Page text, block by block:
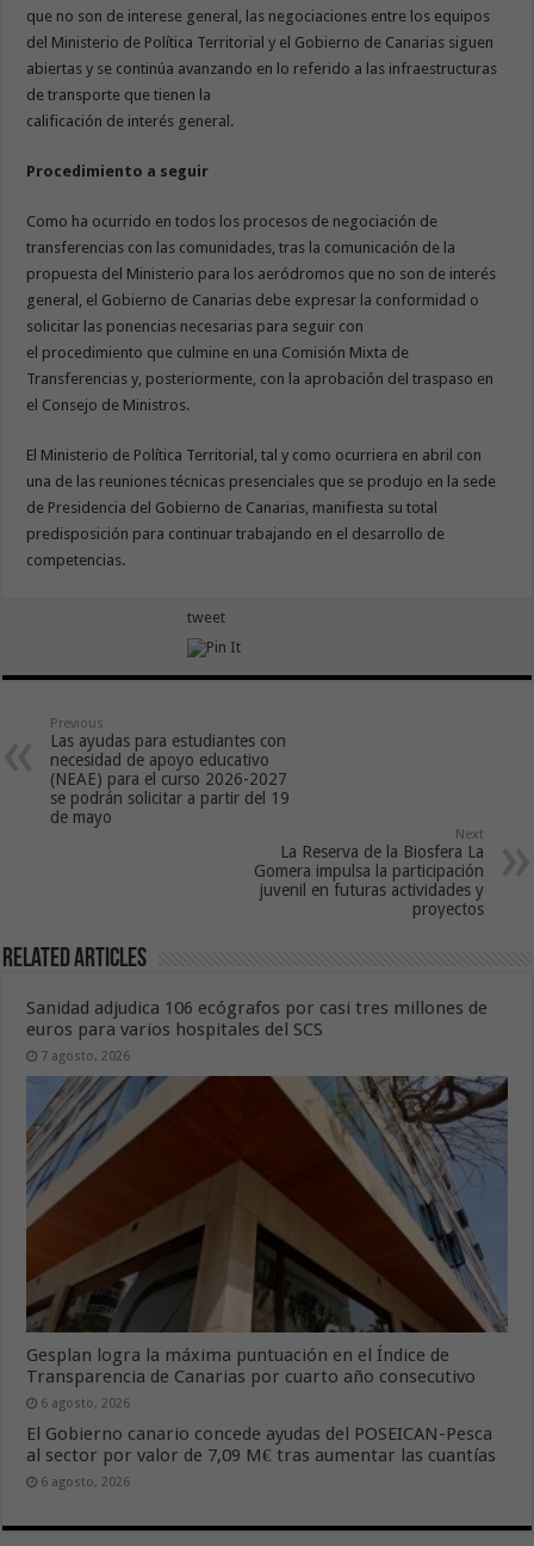
que no son de interese general, las negociaciones entre los equipos
del Ministerio de Política Territorial y el Gobierno de Canarias siguen
abiertas y se continúa avanzando en lo referido a las infraestructuras
de transporte que tienen la
calificación de interés general.
Procedimiento a seguir
Como ha ocurrido en todos los procesos de negociación de
transferencias con las comunidades, tras la comunicación de la
propuesta del Ministerio para los aeródromos que no son de interés
general, el Gobierno de Canarias debe expresar la conformidad o
solicitar las ponencias necesarias para seguir con
el procedimiento que culmine en una Comisión Mixta de
Transferencias y, posteriormente, con la aprobación del traspaso en
el Consejo de Ministros.
El Ministerio de Política Territorial, tal y como ocurriera en abril con
una de las reuniones técnicas presenciales que se produjo en la sede
de Presidencia del Gobierno de Canarias, manifiesta su total
predisposición para continuar trabajando en el desarrollo de
competencias.
tweet
Previous
Las ayudas para estudiantes con
necesidad de apoyo educativo
(NEAE) para el curso 2026-2027
se podrán solicitar a partir del 19
de mayo
Next
La Reserva de la Biosfera La
Gomera impulsa la participación
juvenil en futuras actividades y
proyectos
Related Articles
Sanidad adjudica 106 ecógrafos por casi tres millones de
euros para varios hospitales del SCS
7 agosto, 2026
Gesplan logra la máxima puntuación en el Índice de
Transparencia de Canarias por cuarto año consecutivo
6 agosto, 2026
El Gobierno canario concede ayudas del POSEICAN-Pesca
al sector por valor de 7,09 M€ tras aumentar las cuantías
6 agosto, 2026